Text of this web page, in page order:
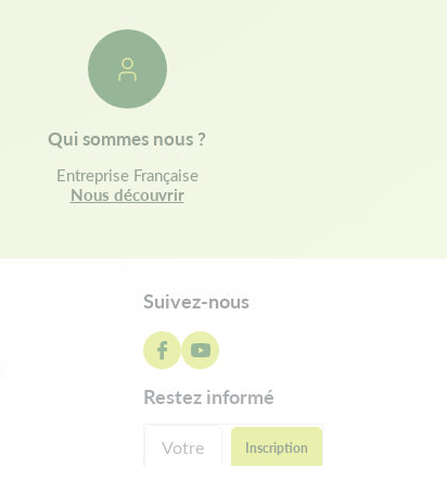
Qui sommes nous ?
Entreprise Française
Nous découvrir
Suivez-nous
restez informé